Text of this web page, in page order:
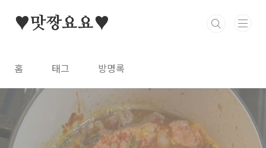
♥맛짱요요♥
홈 태그 방명록